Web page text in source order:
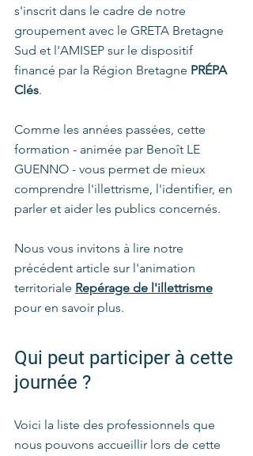
s'inscrit dans le cadre de notre
groupement avec le GRETA Bretagne
Sud et l'AMISEP sur le dispositif
financé par la Région Bretagne PRÉPA
Clés.
Comme les années passées, cette
formation - animée par Benoît LE
GUENNO - vous permet de mieux
comprendre l'illettrisme, l'identifier, en
parler et aider les publics concernés.
Nous vous invitons à lire notre
précédent article sur l'animation
territoriale Repérage de l'illettrisme
pour en savoir plus.
Qui peut participer à cette
journée ?
Voici la liste des professionnels que
nous pouvons accueillir lors de cette